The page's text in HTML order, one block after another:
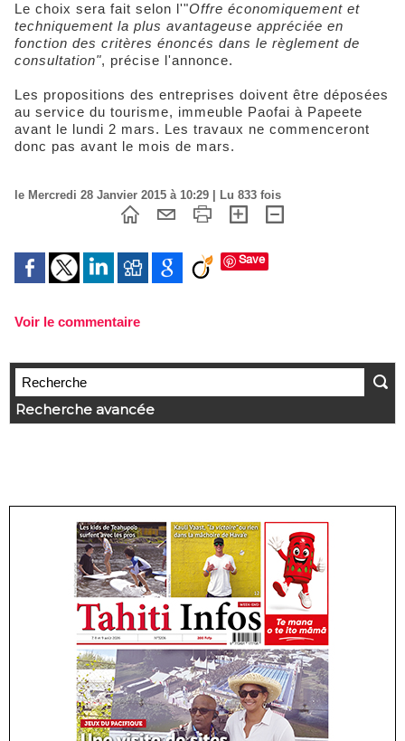
Le choix sera fait selon l'"Offre économiquement et
techniquement la plus avantageuse appréciée en
fonction des critères énoncés dans le règlement de
consultation", précise l'annonce.
Les propositions des entreprises doivent être déposées
au service du tourisme, immeuble Paofai à Papeete
avant le lundi 2 mars. Les travaux ne commenceront
donc pas avant le mois de mars.
le Mercredi 28 Janvier 2015 à 10:29 | Lu 833 fois
Save
Voir le commentaire
Recherche avancée